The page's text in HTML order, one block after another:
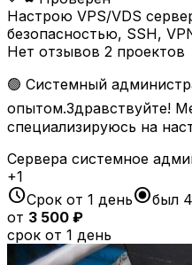
Настрою VPS/VDS
безопасностью, SSH,
Нет отзывов 2 проектов
🟢 Системный
опытом.Здравствуйте!
специализируюсь на
Сервера системное
+1
scheduleСрок от 1 деньradio_button_checkedбыл
от 3 500 ₽
срок от 1 день